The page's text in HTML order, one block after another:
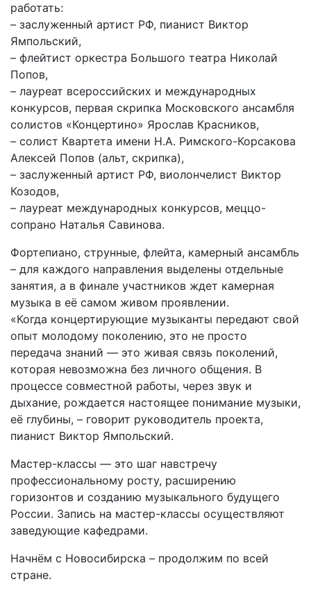
работать:
– заслуженный артист РФ, пианист Виктор
Ямпольский,
– флейтист оркестра Большого театра Николай
Попов,
– лауреат всероссийских и международных
конкурсов, первая скрипка Московского ансамбля
солистов «Концертино» Ярослав Красников,
– солист Квартета имени Н.А. Римского-Корсакова
Алексей Попов (альт, скрипка),
– заслуженный артист РФ, виолончелист Виктор
Козодов,
– лауреат международных конкурсов, меццо-
сопрано Наталья Савинова.
Фортепиано, струнные, флейта, камерный ансамбль
– для каждого направления выделены отдельные
занятия, а в финале участников ждет камерная
музыка в её самом живом проявлении.
«Когда концертирующие музыканты передают свой
опыт молодому поколению, это не просто
передача знаний — это живая связь поколений,
которая невозможна без личного общения. В
процессе совместной работы, через звук и
дыхание, рождается настоящее понимание музыки,
её глубины, – говорит руководитель проекта,
пианист Виктор Ямпольский.
Мастер-классы — это шаг навстречу
профессиональному росту, расширению
горизонтов и созданию музыкального будущего
России. Запись на мастер-классы осуществляют
заведующие кафедрами.
Начнём с Новосибирска – продолжим по всей
стране.